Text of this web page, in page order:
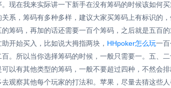
现在我来实际讲一下新手在没有筹码的时候该如何
系，筹码有多种多样，建议大家买筹码上有标识的
筹码，再加的话还需要一百个筹码，之后就是五百
开始买入，比如说大拇指两块， HHpoker怎么玩一
。所以当你选择筹码的时候，一般只需要一。五、
以有其他类型的筹码，一般不要超过四种，不然会
观察其他每个玩家的打法和。苹果，尽量去猜这些